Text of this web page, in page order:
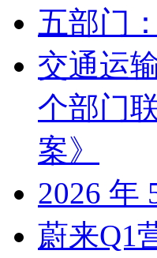
五部门
交通运
个部门
案》
2026 年
蔚来Q1